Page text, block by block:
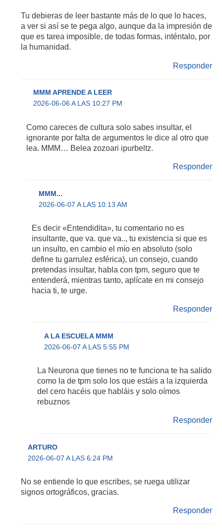
Tu debieras de leer bastante más de lo que lo haces,
a ver si así se te pega algo, aunque da la impresión de
que es tarea imposible, de todas formas, inténtalo, por
la humanidad.
Responder
MMM APRENDE A LEER
2026-06-06 A LAS 10:27 PM
Como careces de cultura solo sabes insultar, el
ignorante por falta de argumentos le dice al otro que
lea. MMM… Belea zozoari ipurbeltz.
Responder
MMM...
2026-06-07 A LAS 10:13 AM
Es decir «Entendidita», tu comentario no es
insultante, que va. que va.., tu existencia si que es
un insulto, en cambio el mío en absoluto (solo
define tu garrulez esférica), un consejo, cuando
pretendas insultar, habla con tpm, seguro que te
entenderá, mientras tanto, aplícate en mi consejo
hacia ti, te urge.
Responder
A LA ESCUELA MMM
2026-06-07 A LAS 5:55 PM
La Neurona que tienes no te funciona te ha salido
como la de tpm solo los que estáis a la izquierda
del cero hacéis que habláis y solo oímos
rebuznos
Responder
ARTURO
2026-06-07 A LAS 6:24 PM
No se entiende lo que escribes, se ruega utilizar
signos ortográficos, gracias.
Responder